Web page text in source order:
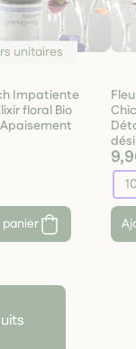
unitaires
Impatiente
floral Bio